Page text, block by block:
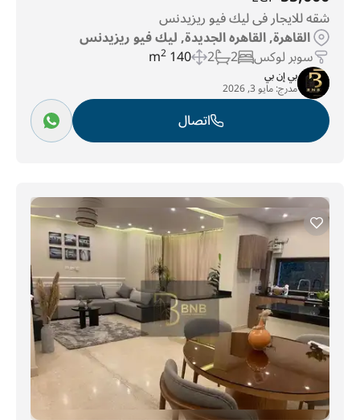
شقه للايجار فى ليك فيو ريزيدنس
القاهرة, القاهره الجديدة, ليك فيو ريزيدنس
سوبر لوكس 2
2
140 m
2
بي إن بي
مدرج:مايو 3, 2026
اتصال